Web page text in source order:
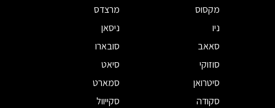
מקסוס
מרצדס
ניו
ניסאן
סאאב
סובארו
סוזוקי
סיאט
סיטרואן
סמארט
סקודה
סקייוול